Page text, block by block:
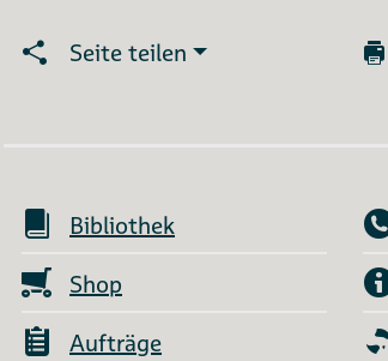
Seite teilen
Bibliothek
Shop
Aufträge